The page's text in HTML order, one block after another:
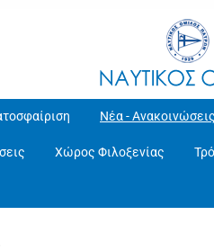
Νέα -
Χώρος Φιλοξενίας